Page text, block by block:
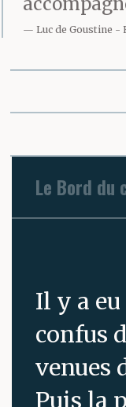
Luc de Goustine
Le Bord du
Il y a
confus
venues
Puis la